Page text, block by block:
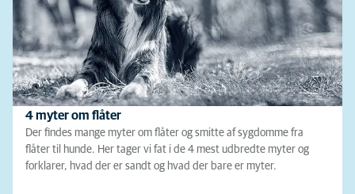
4 myter om flåter
Der findes mange myter om flåter og smitte af sygdomme fra
flåter til hunde. Her tager vi fat i de 4 mest udbredte myter og
forklarer, hvad der er sandt og hvad der bare er myter.